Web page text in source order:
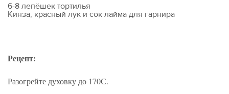
6-8 лепёшек тортилья
Кинза, красный лук и сок лайма для гарнира
Рецепт:
Разогрейте духовку до 170С.